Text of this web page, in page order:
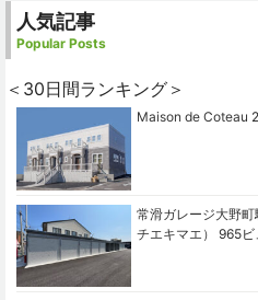
人気記事
Popular Posts
＜30日間ランキング＞
Maison de Coteau
常滑ガレージ大野
チエキマエ）
965ビ